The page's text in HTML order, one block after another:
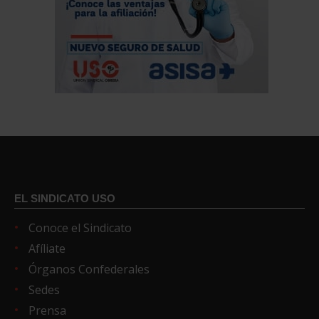
EL SINDICATO USO
Conoce el Sindicato
Afíliate
Órganos Confederales
Sedes
Prensa